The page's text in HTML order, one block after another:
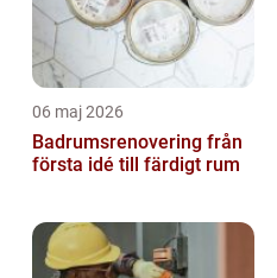
06 maj 2026
Badrumsrenovering från
första idé till färdigt rum